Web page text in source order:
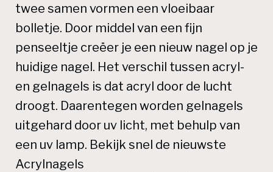
twee samen vormen een vloeibaar
bolletje. Door middel van een fijn
penseeltje creëer je een nieuw nagel op je
huidige nagel. Het verschil tussen acryl-
en gelnagels is dat acryl door de lucht
droogt. Daarentegen worden gelnagels
uitgehard door uv licht, met behulp van
een uv lamp. Bekijk snel de nieuwste
Acrylnagels